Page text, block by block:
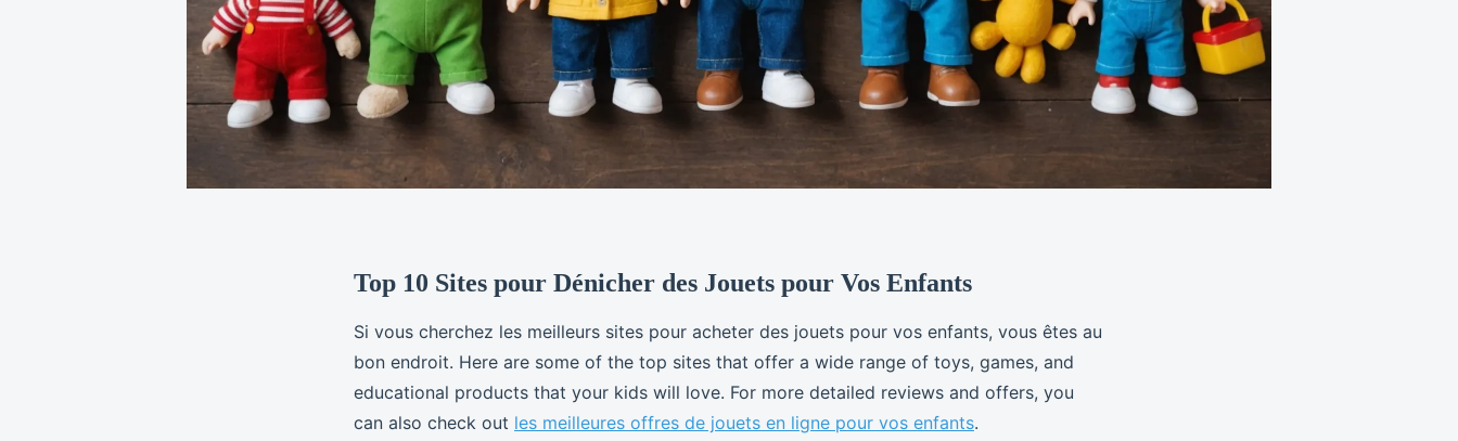
Top 10 Sites pour Dénicher des Jouets pour Vos Enfants
Si vous cherchez les meilleurs sites pour acheter des jouets pour vos enfants, vous êtes au
bon endroit. Here are some of the top sites that offer a wide range of toys, games, and
educational products that your kids will love. For more detailed reviews and offers, you
can also check out les meilleures offres de jouets en ligne pour vos enfants.